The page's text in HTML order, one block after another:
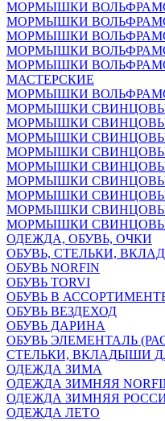
МОРМЫШКИ
МОРМЫШКИ
МОРМЫШКИ
МОРМЫШКИ
МОРМЫШКИ
МАСТЕРСКИЕ
МОРМЫШКИ
МОРМЫШКИ
МОРМЫШКИ
МОРМЫШКИ
МОРМЫШКИ
МОРМЫШКИ
МОРМЫШКИ
МОРМЫШКИ
МОРМЫШКИ
МОРМЫШКИ
ОДЕЖДА, ОБУВЬ, ОЧКИ
ОБУВЬ, СТЕЛЬКИ,
ОБУВЬ NORFIN
ОБУВЬ TORVI
ОБУВЬ В
ОБУВЬ ВЕЗДЕХОД
ОБУВЬ ДАРИНА
ОБУВЬ ЭЛЕМЕНТАЛЬ
СТЕЛЬКИ, ВКЛАДЫШИ
ОДЕЖДА ЗИМА
ОДЕЖДА ЗИМНЯЯ
ОДЕЖДА ЗИМНЯЯ
ОДЕЖДА ЛЕТО